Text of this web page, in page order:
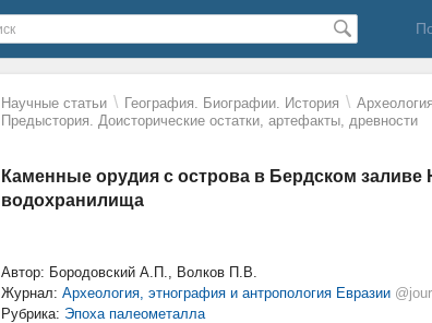
Научные статьи \ География. Биографии. История \
Предыстория. Доисторические остатки, артефакты, древности
Каменные орудия с острова в Бердском заливе
водохранилища
Автор: Бородовский А.П., Волков П.В.
Журнал: Археология, этнография и антропология Евразии
Рубрика: Эпоха палеометалла